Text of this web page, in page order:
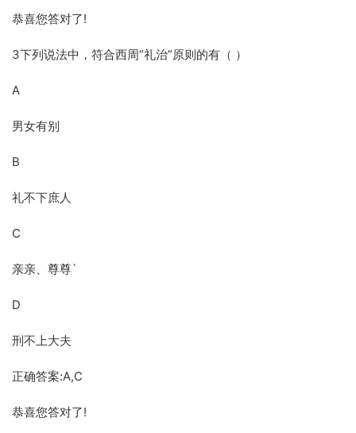
恭喜您答对了!
3下列说法中，符合西周“礼治”原则的有（ ）
A
男女有别
B
礼不下庶人
C
亲亲、尊尊`
D
刑不上大夫
正确答案:A,C
恭喜您答对了!